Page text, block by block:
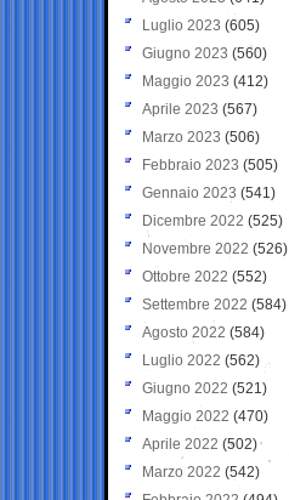
Luglio 2023 (605)
Giugno 2023 (560)
Maggio 2023 (412)
Aprile 2023 (567)
Marzo 2023 (506)
Febbraio 2023 (505)
Gennaio 2023 (541)
Dicembre 2022 (525)
Novembre 2022 (526)
Ottobre 2022 (552)
Settembre 2022 (584)
Agosto 2022 (584)
Luglio 2022 (562)
Giugno 2022 (521)
Maggio 2022 (470)
Aprile 2022 (502)
Marzo 2022 (542)